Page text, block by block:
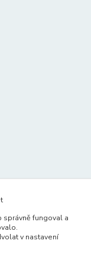
správně fungoval a
v nastavení